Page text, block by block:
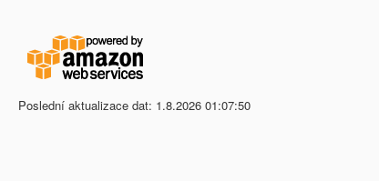
Poslední aktualizace dat: 1.8.2026 01:07:50